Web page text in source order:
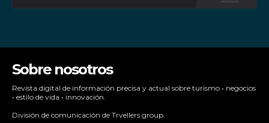
Sobre nosotros
Revista digital de información precisa y actual sobre turismo • negocios
• estilo de vida • innovación.
División de comunicación de Trvellers group.